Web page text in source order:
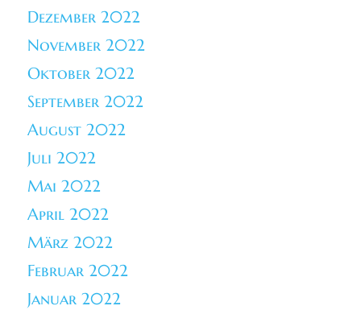
Dezember 2022
November 2022
Oktober 2022
September 2022
August 2022
Juli 2022
Mai 2022
April 2022
März 2022
Februar 2022
Januar 2022